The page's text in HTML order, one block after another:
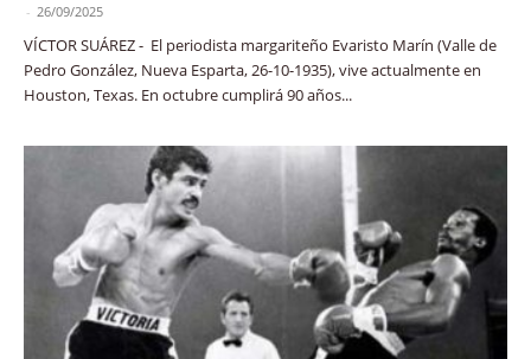
- 26/09/2025
VÍCTOR SUÁREZ - El periodista margariteño Evaristo Marín (Valle de
Pedro González, Nueva Esparta, 26-10-1935), vive actualmente en
Houston, Texas. En octubre cumplirá 90 años...